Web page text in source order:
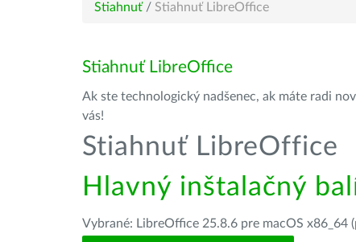
Stiahnuť / Stiahnuť LibreOffice
Stiahnuť LibreOffice
Ak ste technologický nadšenec, ak máte radi
vás!
Stiahnuť LibreOffice
Hlavný inštalačný
Vybrané: LibreOffice 25.8.6 pre macOS x86_64